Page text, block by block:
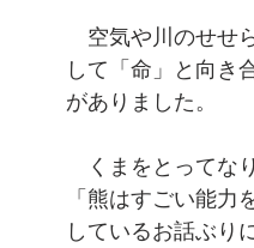
空気や川のせせ
して「命」と向き
がありました。
くまをとってな
「熊はすごい能
しているお話ぶり